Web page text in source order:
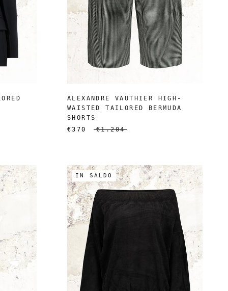
ALEXANDRE VAUTHIER HIGH-
WAISTED TAILORED BERMUDA
SHORTS
€370
€1.204
IN SALDO